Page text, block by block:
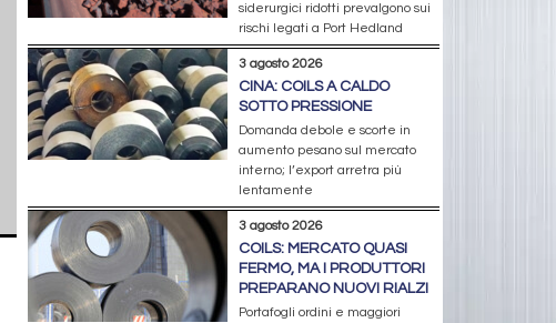
siderurgici ridotti prevalgono sui
rischi legati a Port Hedland
3 agosto 2026
CINA: COILS A CALDO
SOTTO PRESSIONE
Domanda debole e scorte in
aumento pesano sul mercato
interno; l’export arretra più
lentamente
3 agosto 2026
COILS: MERCATO QUASI
FERMO, MA I PRODUTTORI
PREPARANO NUOVI RIALZI
Portafogli ordini e maggiori